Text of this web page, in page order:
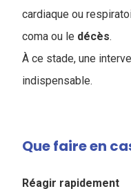
cardiaque ou
coma ou le décès.
À ce stade, une
indispensable.
Que faire en
Réagir rapidement